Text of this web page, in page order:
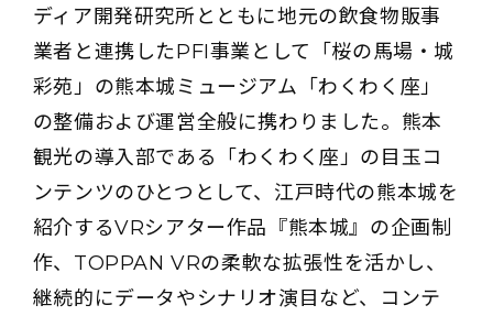
ディア開発研究所とともに地元の飲食物販事
業者と連携したPFI事業として「桜の馬場・城
彩苑」の熊本城ミュージアム「わくわく座」
の整備および運営全般に携わりました。熊本
観光の導入部である「わくわく座」の目玉コ
ンテンツのひとつとして、江戸時代の熊本城を
紹介するVRシアター作品『熊本城』の企画制
作、TOPPAN VRの柔軟な拡張性を活かし、
継続的にデータやシナリオ演目など、コンテ